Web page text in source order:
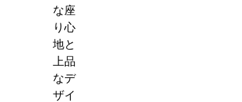
な座
り心
地と
上品
なデ
ザイ